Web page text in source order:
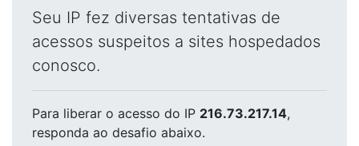
Seu IP fez diversas tentativas de
acessos suspeitos a sites hospedados
conosco.
Para liberar o acesso do IP 216.73.217.14,
responda ao desafio abaixo.